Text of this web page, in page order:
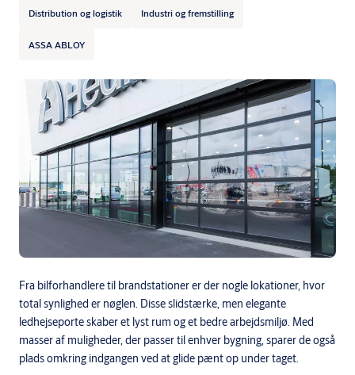
Distribution og logistik Industri og fremstilling
ASSA ABLOY
Fra bilforhandlere til brandstationer er der nogle lokationer, hvor
total synlighed er nøglen. Disse slidstærke, men elegante
ledhejseporte skaber et lyst rum og et bedre arbejdsmiljø. Med
masser af muligheder, der passer til enhver bygning, sparer de også
plads omkring indgangen ved at glide pænt op under taget.